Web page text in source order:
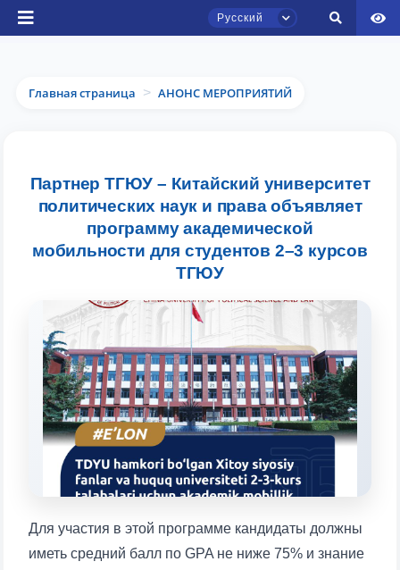
Русский
Главная страница > АНОНС МЕРОПРИЯТИЙ
Партнер ТГЮУ – Китайский университет
политических наук и права объявляет
программу академической
мобильности для студентов 2–3 курсов
ТГЮУ
Для участия в этой программе кандидаты должны
иметь средний балл по GPA не ниже 75% и знание
Онлайн
Здравствуйте! Добро пожаловать в чат
приёмной комиссии ТГЮУ.
Оставляйте здесь свои обращения по
вопросам приёма.
Выберите тему — затем появятся
конкретные вопросы:
1. Документы (бакалавр) (5) 2. Документы (магистр) (4)
4. Собеседование (магистр) (5)
8. Квота (бакалавриат) (1)